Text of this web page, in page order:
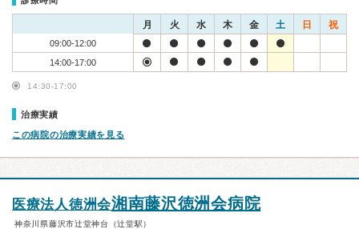
月 火 水 木 金 土 日 祝
09:00-12:00
14:00-17:00
14:30-17:00
治療実績
この病院の治療実績を見る
医療法人徳洲会湘南藤沢徳洲会病院
神奈川県藤沢市辻堂神台（辻堂駅）